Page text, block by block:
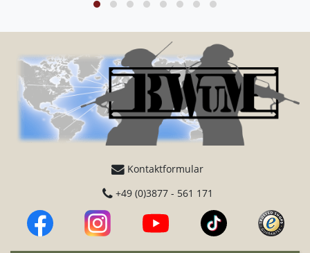
Kontaktformular
+49 (0)3877 - 561 171